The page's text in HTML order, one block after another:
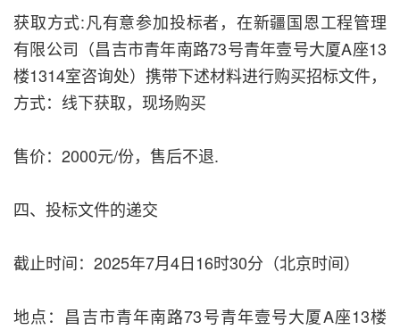
获取方式:凡有意参加投标者，在新疆国恩工程管理
有限公司（昌吉市青年南路73号青年壹号大厦A座13
楼1314室咨询处）携带下述材料进行购买招标文件，
方式：线下获取，现场购买
售价：2000元/份，售后不退.
四、投标文件的递交
截止时间：2025年7月4日16时30分（北京时间）
地点：昌吉市青年南路73号青年壹号大厦A座13楼